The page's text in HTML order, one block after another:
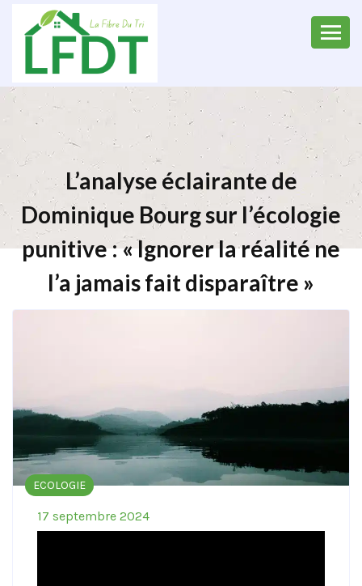
L’analyse éclairante de
Dominique Bourg sur l’écologie
punitive : « Ignorer la réalité ne
l’a jamais fait disparaître »
ECOLOGIE
17 septembre 2024